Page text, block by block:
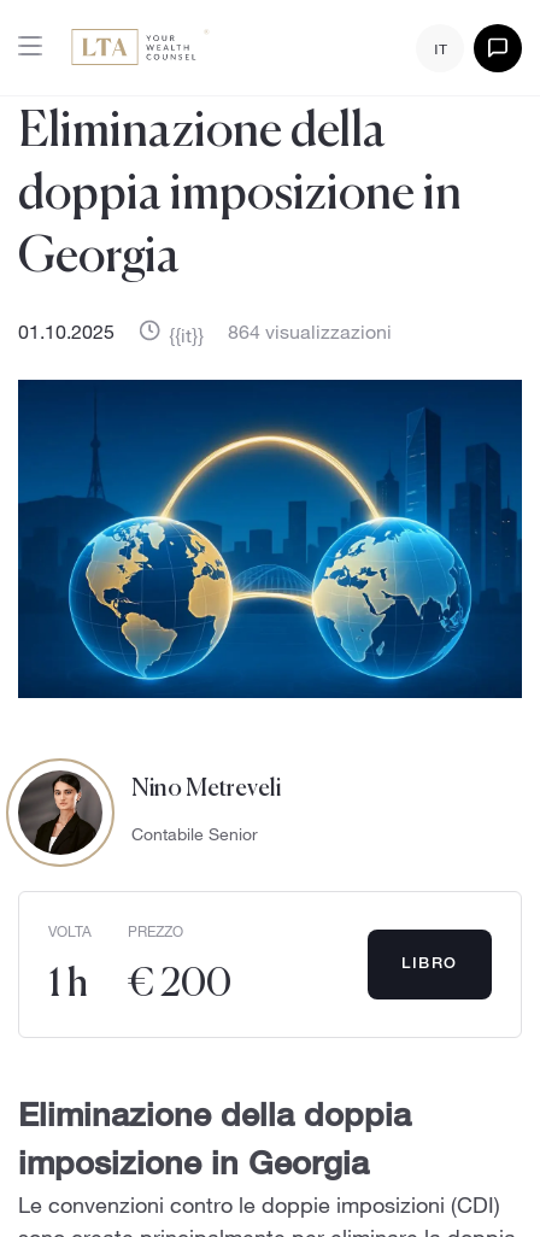
IT
Eliminazione della
doppia imposizione in
Georgia
01.10.2025 {{it}} 864 visualizzazioni
Nino Metreveli
Contabile Senior
VOLTA
1 h
PREZZO
€ 200
LIBRO
Eliminazione della doppia
imposizione in Georgia
Le convenzioni contro le doppie imposizioni (CDI)